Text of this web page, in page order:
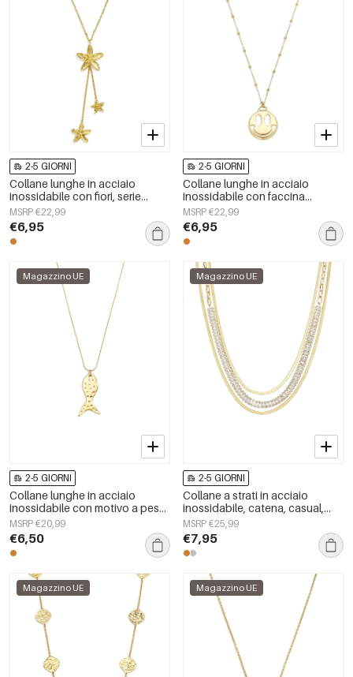
2-5 GIORNI
Collane lunghe in acciaio
inossidabile con fiori, serie
casual e semplice per tutti i
giorni, gioielli da donna
MSRP €22,99
€6,95
2-5 GIORNI
Collane lunghe in acciaio
inossidabile con faccina
sorridente, serie casual e
semplice, gioielli da donna.
MSRP €22,99
€6,95
Magazzino UE
2-5 GIORNI
Collane lunghe in acciaio
inossidabile con motivo a pesci,
serie casual e semplice per tutti
i giorni, gioielli da donna
MSRP €20,99
€6,50
Magazzino UE
2-5 GIORNI
Collane a strati in acciaio
inossidabile, catena, casual,
quotidiane, semplici, serie da
donna, gioielli
MSRP €25,99
€7,95
Magazzino UE Magazzino UE